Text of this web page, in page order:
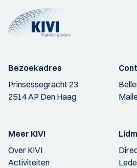
Bezoekadres
Prinsessegracht 23
2514 AP Den Haag
Meer KIVI
Over KIVI
Activiteiten